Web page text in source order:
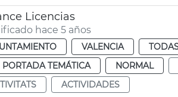
Licencias
hace 5 años
VALENCIA
PORTADA TEMÁTICA
NORMAL
ACTIVIDADES